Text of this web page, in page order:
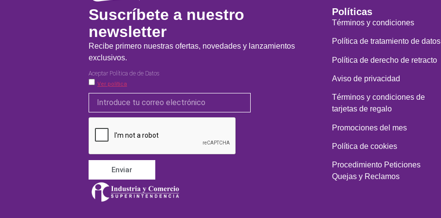
Suscríbete a nuestro
newsletter
Recibe primero nuestras ofertas, novedades y lanzamientos
exclusivos.
Aceptar Política de de Datos
Ver política
Enviar
Políticas
Términos y condiciones
Política de tratamiento de datos
Política de derecho de retracto
Aviso de privacidad
Términos y condiciones de
tarjetas de regalo
Promociones del mes
Política de cookies
Procedimiento Peticiones
Quejas y Reclamos